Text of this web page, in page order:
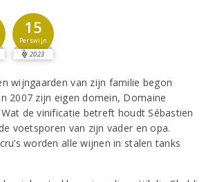
15
Perswijn
2023
wijngaarden van zijn familie begon
2007 zijn eigen domein, Domaine
de vinificatie betreft houdt Sébastien
voetsporen van zijn vader en opa.
worden alle wijnen in stalen tanks